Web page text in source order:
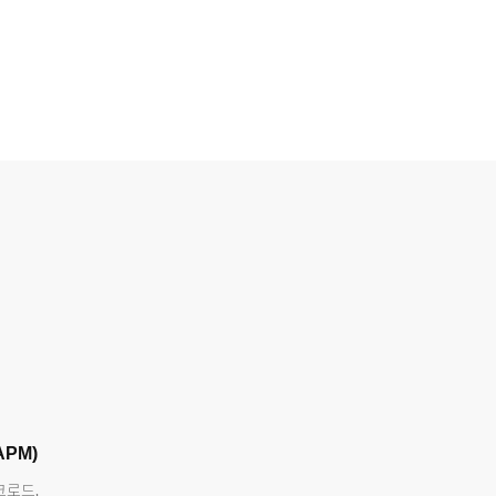
로드,